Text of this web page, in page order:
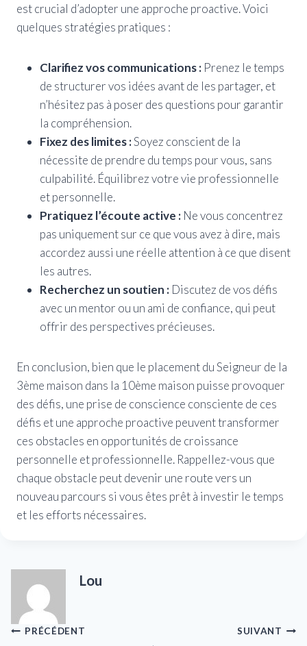
est crucial d’adopter une approche proactive. Voici
quelques stratégies pratiques :
Clarifiez vos communications : Prenez le temps
de structurer vos idées avant de les partager, et
n’hésitez pas à poser des questions pour garantir
la compréhension.
Fixez des limites :Soyez conscient de la
nécessite de prendre du temps pour vous, sans
culpabilité. Équilibrez votre vie professionnelle
et personnelle.
Pratiquez l’écoute active : Ne vous concentrez
pas uniquement sur ce que vous avez à dire, mais
accordez aussi une réelle attention à ce que disent
les autres.
Recherchez un soutien : Discutez de vos défis
avec un mentor ou un ami de confiance, qui peut
offrir des perspectives précieuses.
En conclusion, bien que le placement du Seigneur de la
3ème maison dans la 10ème maison puisse provoquer
des défis, une prise de conscience consciente de ces
défis et une approche proactive peuvent transformer
ces obstacles en opportunités de croissance
personnelle et professionnelle. Rappellez-vous que
chaque obstacle peut devenir une route vers un
nouveau parcours si vous êtes prêt à investir le temps
et les efforts nécessaires.
Lou
Navigation
PRÉCÉDENT SUIVANT